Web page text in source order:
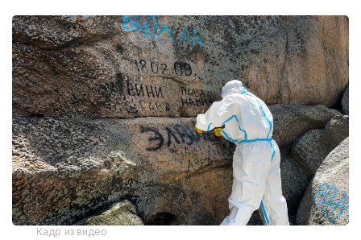
Кадр из видео